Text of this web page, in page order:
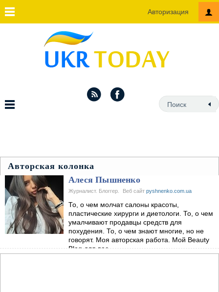
Авторизация
Авторская колонка
Алеся Пышненко
Журналист. Блоггер. Веб сайт pyshnenko.com.ua
То, о чем молчат салоны красоты,
пластические хирурги и диетологи. То, о чем
умалчивают продавцы средств для
похудения. То, о чем знают многие, но не
говорят. Моя авторская работа. Мой Beauty
Blog для вас.